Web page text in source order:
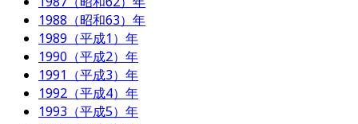
1988（昭和63）年
1989（平成1）年
1990（平成2）年
1991（平成3）年
1992（平成4）年
1993（平成5）年